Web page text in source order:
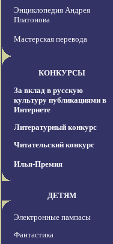
Энциклопедия Андрея
Платонова
Мастерская перевода
КОНКУРСЫ
За вклад в русскую
культуру публикациями в
Интернете
Литературный конкурс
Читательский конкурс
Илья-Премия
ДЕТЯМ
Электронные пампасы
Фантастика